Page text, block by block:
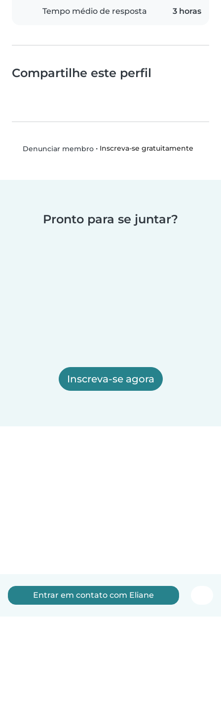
Tempo médio de resposta 3 horas
Compartilhe este perfil
Denunciar membro• Inscreva-se gratuitamente
Pronto para se juntar?
Inscreva-se agora
Entrar em contato com Eliane